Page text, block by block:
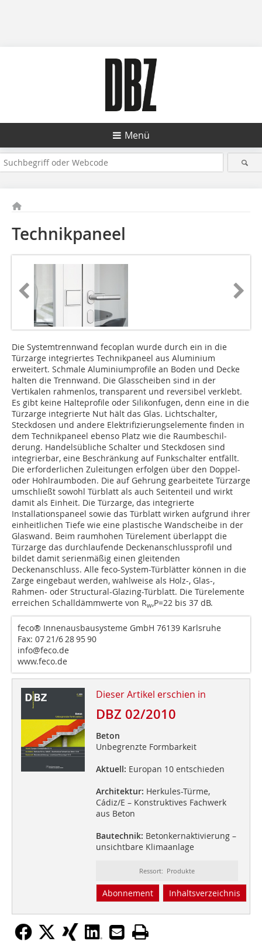
Menü
Technikpaneel
Die Systemtrennwand fecoplan wurde durch ein in die
Türzarge integriertes Technikpaneel aus Aluminium
erweitert. Schmale Aluminiumprofile an Boden und Decke
halten die Trennwand. Die Glasscheiben sind in der
Vertikalen rahmenlos, transparent und reversibel verklebt.
Es gibt keine Halteprofile oder Silikonfugen, denn eine in die
Türzarge integrierte Nut hält das Glas. Lichtschalter,
Steckdosen und andere Elektrifizie­rungselemente finden in
dem Technikpaneel ebenso Platz wie die Raumbeschil­
derung. Handelsübliche Schalter und Steckdosen sind
integrierbar, eine Beschränkung auf Funkschalter entfällt.
Die erforderlichen Zuleitungen erfolgen über den Doppel-
oder Hohlraumboden. Die auf Gehrung gearbeitete Türzarge
umschließt sowohl Türblatt als auch Seitenteil und wirkt
damit als Einheit. Die Türzarge, das integrierte
Installationspaneel sowie das Türblatt wirken aufgrund ihrer
einheitlichen Tiefe wie eine plastische Wandscheibe in der
Glaswand. Beim raumhohen Türelement überlappt die
Türzarge das durchlaufende Deckenanschlussprofil und
bildet damit serienmäßig einen gleitenden
Deckenanschluss. Alle feco-System-Türblätter können in die
Zarge eingebaut werden, wahlweise als Holz-, Glas-,
Rahmen- oder Structural-Glazing-Türblatt. Die Türelemente
erreichen Schalldämmwerte von Rw,P=22 bis 37 dB.
feco® Innenausbausysteme GmbH 76139 Karlsruhe
Fax: 07 21/6 28 95 90
info@feco.de
www.feco.de
Dieser Artikel erschien in
DBZ 02/2010
Beton
Unbegrenzte Formbarkeit
Aktuell: Europan 10 entschieden
Architektur: Herkules-Türme,
Cádiz/E – Konstruktives Fachwerk
aus Beton
Bautechnik: Betonkernaktivierung –
unsichtbare Klimaanlage
Ressort: Produkte
Abonnement Inhaltsverzeichnis